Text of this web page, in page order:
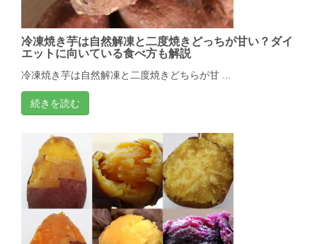
冷凍焼き芋は自然解凍と二度焼きどっちが甘い？ダイ
エットに向いている食べ方も解説
冷凍焼き芋は自然解凍と二度焼きどちらが甘 ...
続きを読む